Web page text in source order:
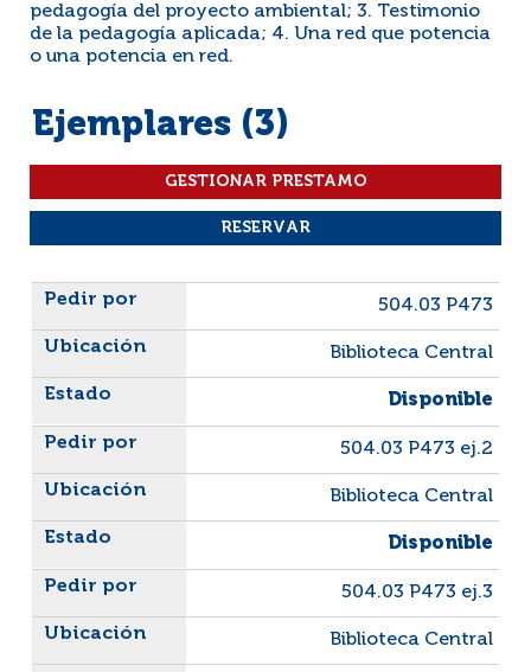
pedagogía del proyecto ambiental; 3. Testimonio
de la pedagogía aplicada; 4. Una red que potencia
o una potencia en red.
Ejemplares (3)
Liste des exemplaires
504.03 P473
Biblioteca Central
Disponible
504.03 P473 ej.2
Biblioteca Central
Disponible
504.03 P473 ej.3
Biblioteca Central